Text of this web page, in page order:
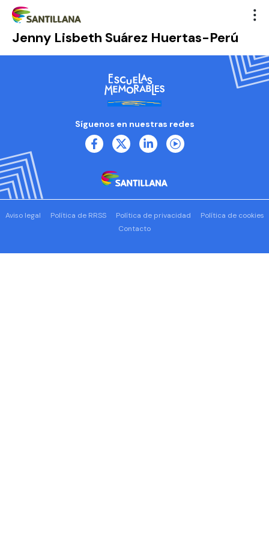
Jenny Lisbeth Suárez Huertas-Perú
Síguenos en nuestras redes
Aviso legal Política de RRSS Política de privacidad
Política de cookies
Contacto